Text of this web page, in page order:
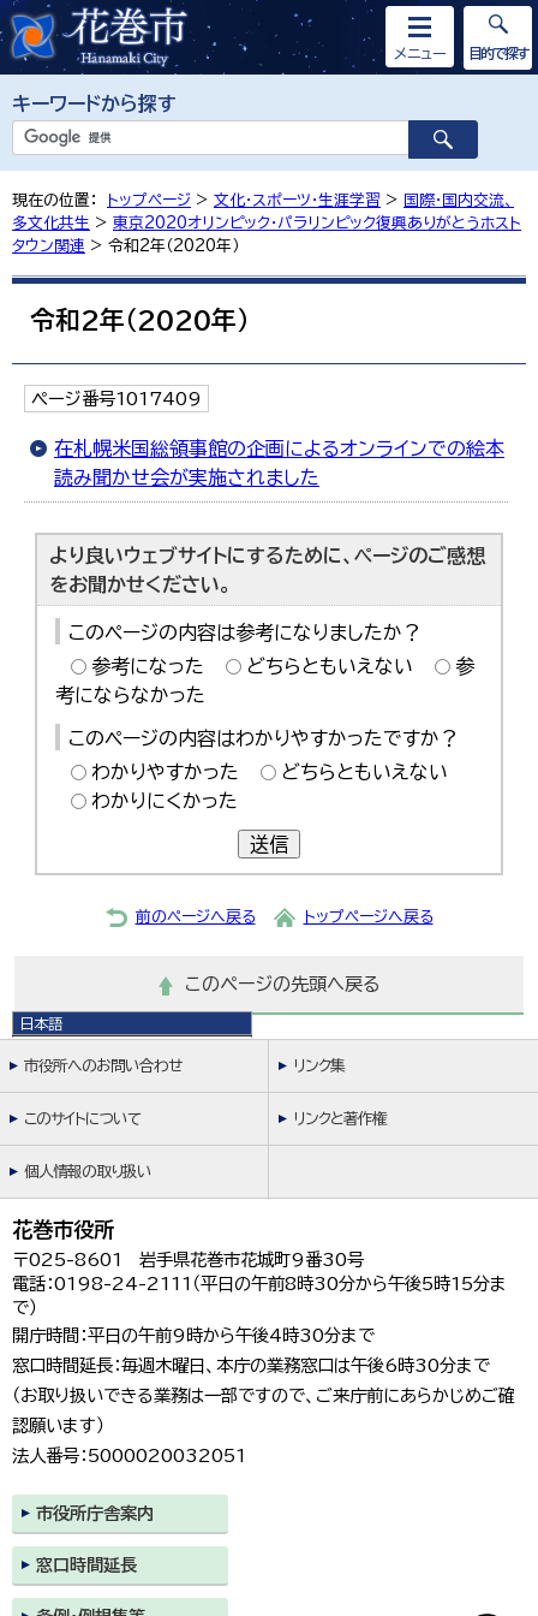
キーワードから探す
メニュー
日本語
English
한국어
简体中文
目的で探す
現在の位置： トップページ > 文化・スポーツ・生涯学習 > 国際・国内交流、
多文化共生 > 東京2020オリンピック・パラリンピック復興ありがとうホスト
タウン関連 > 令和2年（2020年）
令和2年（2020年）
ページ番号1017409
在札幌米国総領事館の企画によるオンラインでの絵本
読み聞かせ会が実施されました
より良いウェブサイトにするために、ページのご感想
をお聞かせください。
このページの内容は参考になりましたか？
参考になった
どちらともいえない
参
考にならなかった
このページの内容はわかりやすかったですか？
わかりやすかった
どちらともいえない
わかりにくかった
送信
前のページへ戻る トップページへ戻る
このページの先頭へ戻る
市役所へのお問い合わせ リンク集
このサイトについて リンクと著作権
個人情報の取り扱い
花巻市役所
〒025-8601 岩手県花巻市花城町9番30号
電話：0198-24-2111（平日の午前8時30分から午後5時15分ま
で）
開庁時間：平日の午前9時から午後4時30分まで
窓口時間延長：毎週木曜日、本庁の業務窓口は午後6時30分まで
（お取り扱いできる業務は一部ですので、ご来庁前にあらかじめご確
認願います）
法人番号：5000020032051
市役所庁舎案内
窓口時間延長